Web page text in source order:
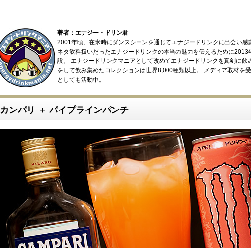
著者：エナジー・ドリン君
2001年頃、在米時にダンスシーンを通じてエナジードリンクに出会い感
ネタ飲料扱いだったエナジードリンクの本当の魅力を伝えるために2013
設。 エナジードリンクマニアとして改めてエナジードリンクを真剣に飲
をして飲み集めたコレクションは世界8,000種類以上。 メディア取材を
としても活動中。
カンパリ ＋ パイプラインパンチ